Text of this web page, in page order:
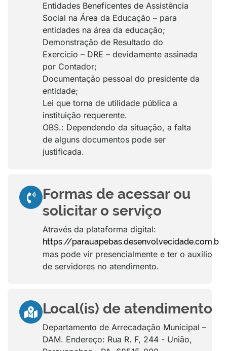
Entidades Beneficentes de Assistência
Social na Área da Educação – para
entidades na área da educação;
Demonstração de Resultado do
Exercício – DRE – devidamente assinada
por Contador;
Documentação pessoal do presidente da
entidade;
Lei que torna de utilidade pública a
instituição requerente.
OBS.: Dependendo da situação, a falta
de alguns documentos pode ser
justificada.
Formas de acessar ou
solicitar o serviço
Através da plataforma digital:
https://parauapebas.desenvolvecidade.com.br
mas pode vir presencialmente e ter o auxilio
de servidores no atendimento.
Local(is) de atendimento
Departamento de Arrecadação Municipal –
DAM. Endereço: Rua R. F, 244 - União,